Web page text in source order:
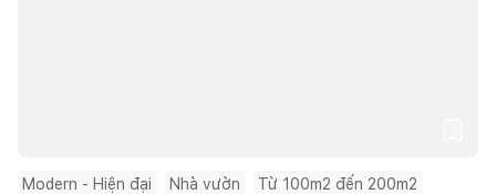
Modern - Hiện đại Nhà vườn Từ 100m2 đến 200m2